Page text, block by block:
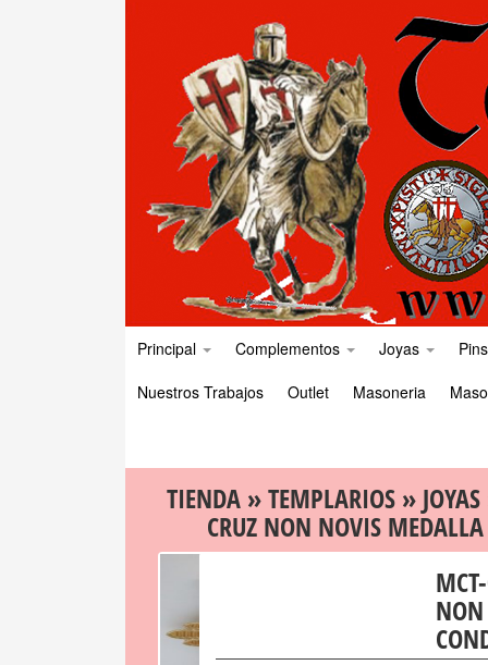
Principal Complementos Joyas
Pins
Nuestros Trabajos
Outlet Masoneria
TIENDA»TEMPLARIOS» JOYAS
CRUZ NON NOVIS